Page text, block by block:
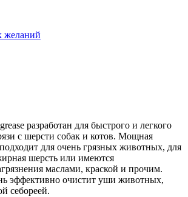
желаний
разработан для быстрого и легкого
с шерсти собак и котов. Мощная
для очень грязных животных, для
шерсть или имеются
маслами, краской и прочим.
эффективно очистит уши животных,
себореей.